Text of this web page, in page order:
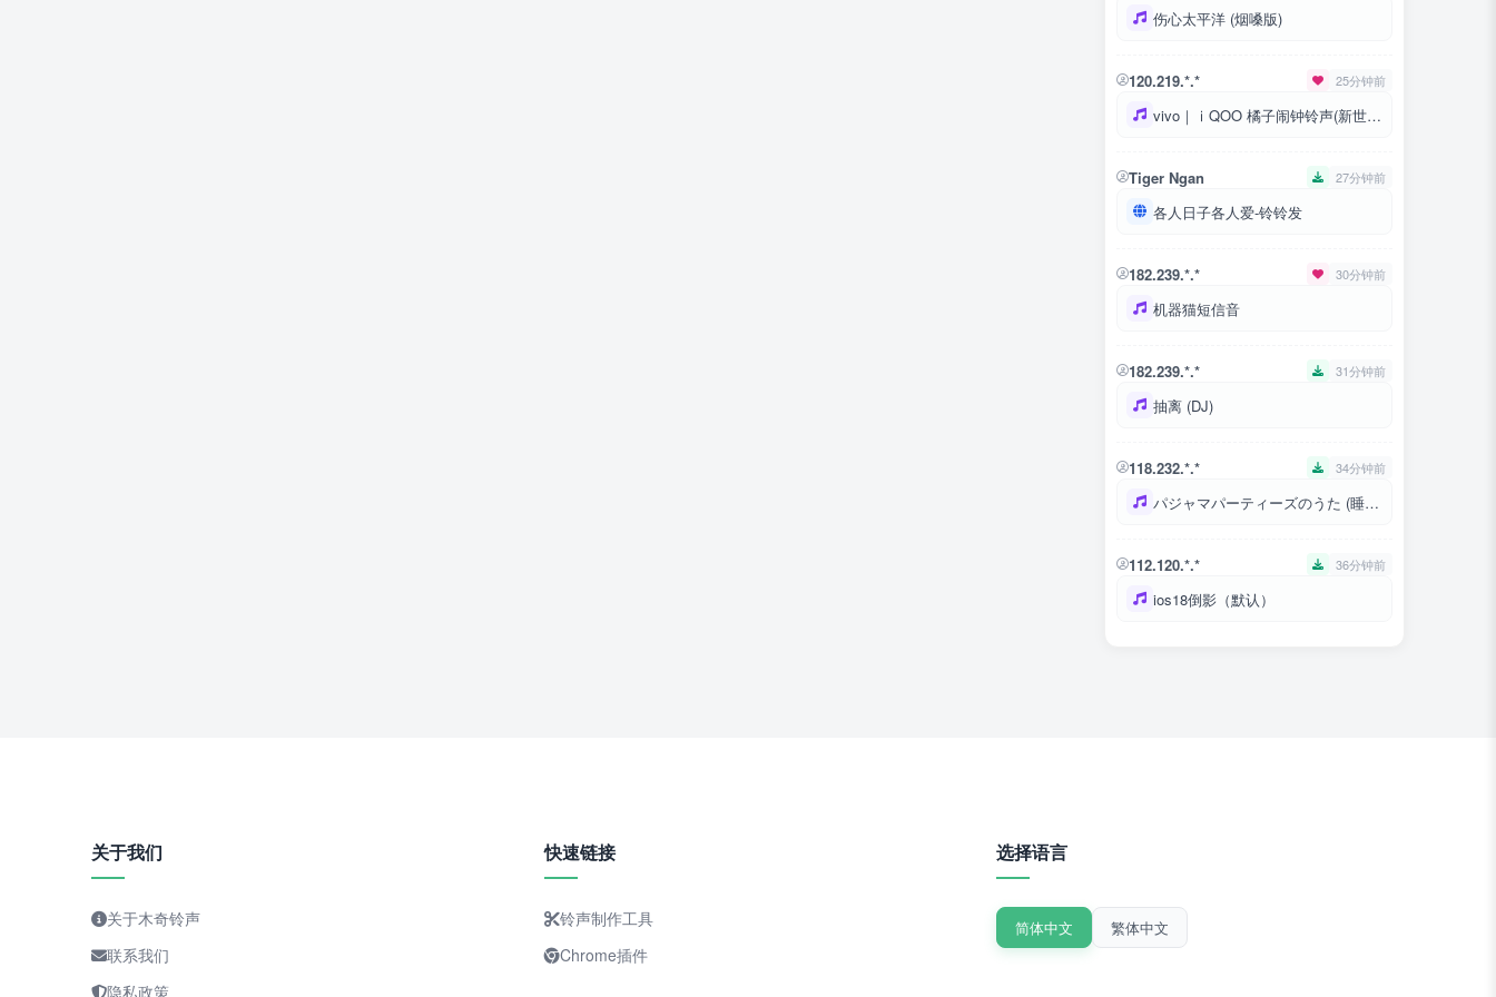
伤心太平洋 (烟嗓版)
120.219.*.* 25分钟前
vivo｜ⅰQOO 橘子闹钟铃声(新世界)
Tiger Ngan 27分钟前
各人日子各人爱-铃铃发
182.239.*.* 30分钟前
机器猫短信音
182.239.*.* 31分钟前
抽离 (DJ)
118.232.*.* 34分钟前
パジャマパーティーズのうた (睡衣派对之歌)
112.120.*.* 36分钟前
ios18倒影（默认）
关于我们
关于木奇铃声
联系我们
隐私政策
快速链接
铃声制作工具
Chrome插件
选择语言
简体中文 繁体中文